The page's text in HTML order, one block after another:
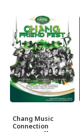
Chang Music
Connection